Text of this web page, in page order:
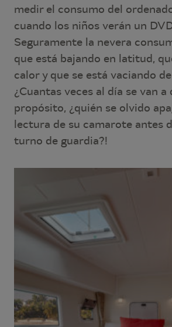
medir el consumo del
cuando los niños verán un
Seguramente la nevera
que está bajando en latitud,
calor y que se está vaciando
¿Cuantas veces al día se van a
propósito, ¿quién se olvido
lectura de su camarote antes
turno de guardia?!